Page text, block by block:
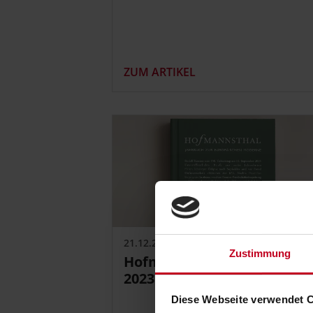
Zustimmung
Diese Webseite verwendet
ZUM ARTIKEL
21.12.2023
Hofmannsthal Jahrbuch
2023